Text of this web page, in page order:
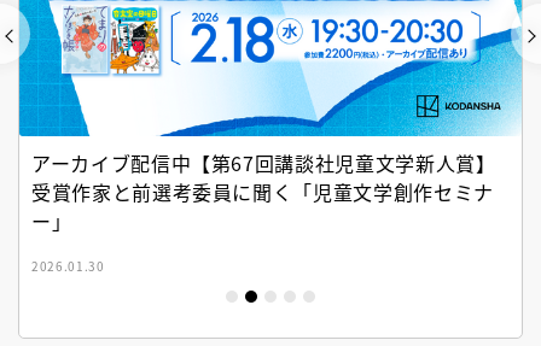
アーカイブ配信中【第67回講談社児童文学新人賞】
受賞作家と前選考委員に聞く「児童文学創作セミナ
ー」
2026.01.30